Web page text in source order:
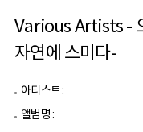
Various Artists -
자연에 스미다-
아티스트 :
앨범명 :